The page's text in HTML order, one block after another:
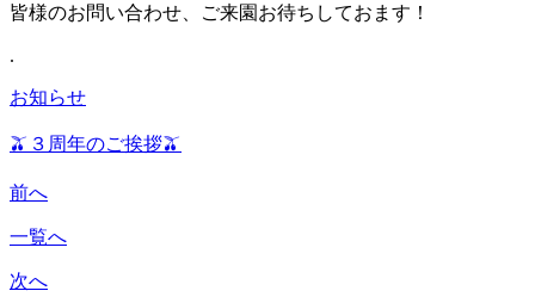
皆様のお問い合わせ、ご来園お待ちしておます！
.
お知らせ
🫒３周年のご挨拶🫒
前へ
一覧へ
次へ